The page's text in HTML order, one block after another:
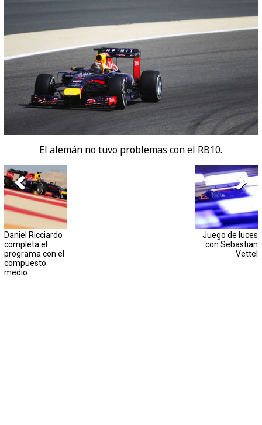
El alemán no tuvo problemas con el RB10.
Daniel Ricciardo
completa el
programa con el
compuesto
medio
Juego de luces
con Sebastian
Vettel